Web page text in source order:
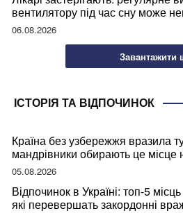
вентилятору під час сну може
ваше здоров’я
06.08.2026
Завантажити
ІСТОРІЯ ТА ВІДПОЧИНОК
Країна без узбережжя вразила
мандрівники обирають це місце
05.08.2026
Відпочинок в Україні: топ-5
які перевершать закордонні